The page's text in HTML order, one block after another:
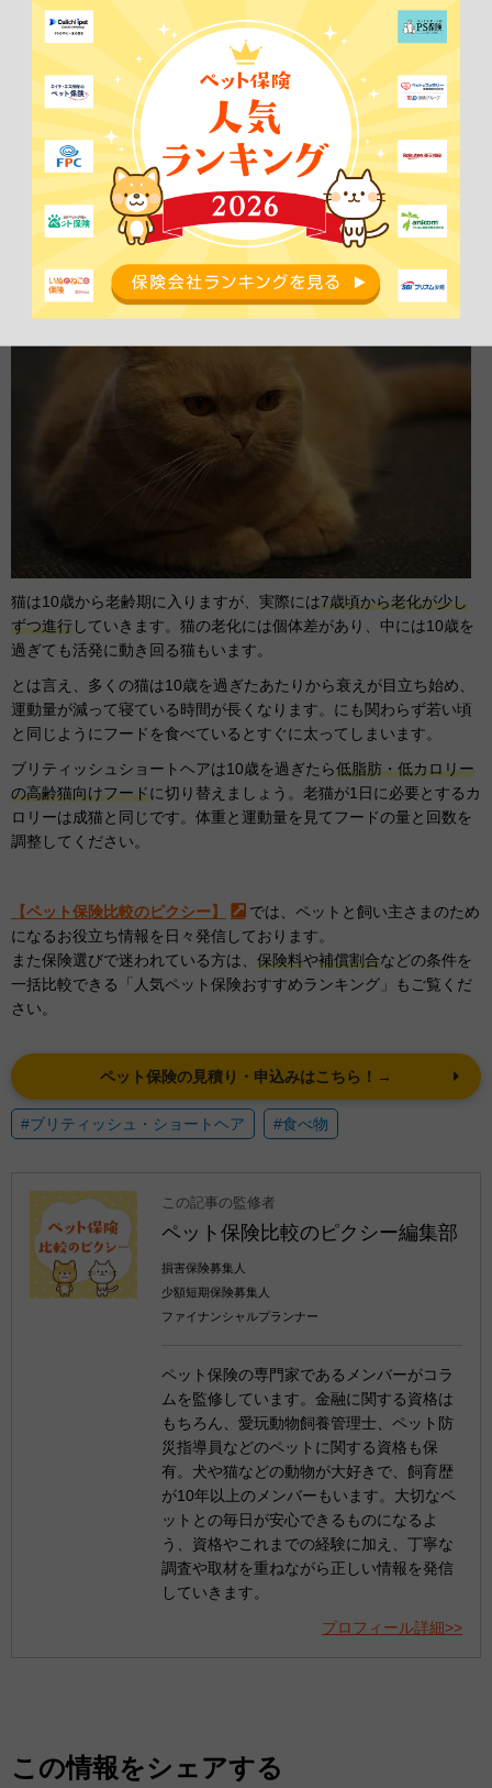
ブリティッシュショートヘアの平均体重は3～7kgなので、1日に必
要なカロリーは標準的な猫で240～560kcal
になります。成猫はこの
カロリーに相当する量のフードを
1日2～3回
に分けて与えてくださ
老猫には体重と運動量を考慮してフードを
与える
猫は10歳から老齢期に入りますが、実際には7歳頃から老化が少し
ずつ進行していきます。猫の老化には個体差があり、中には10歳を
過ぎても活発に動き回る猫もいます。
とは言え、多くの猫は10歳を過ぎたあたりから衰えが目立ち始め、
運動量が減って寝ている時間が長くなります。にも関わらず若い頃
と同じようにフードを食べているとすぐに太ってしまいます。
ブリティッシュショートヘアは10歳を過ぎたら低脂肪・低カロリー
の高齢猫向けフードに切り替えましょう。老猫が1日に必要とするカ
ロリーは成猫と同じです。体重と運動量を見てフードの量と回数を
調整してください。
【ペット保険比較のピクシー】
では、ペットと飼い主さまのため
になるお役立ち情報を日々発信しております。
また保険選びで迷われている方は、 保険料や補償割合などの条件を
一括比較できる「人気ペット保険おすすめランキング」もご覧くだ
さい。
ペット保険の見積り・申込みはこちら！→
#ブリティッシュ・ショートヘア #食べ物
この記事の監修者
ペット保険比較のピクシー編集部
損害保険募集人
少額短期保険募集人
ファイナンシャルプランナー
ペット保険の専門家であるメンバーがコラ
ムを監修しています。金融に関する資格は
もちろん、愛玩動物飼養管理士、ペット防
災指導員などのペットに関する資格も保
有。犬や猫などの動物が大好きで、飼育歴
が10年以上のメンバーもいます。大切なペ
ットとの毎日が安心できるものになるよ
う、資格やこれまでの経験に加え、丁寧な
調査や取材を重ねながら正しい情報を発信
していきます。
プロフィール詳細>>
この情報をシェアする